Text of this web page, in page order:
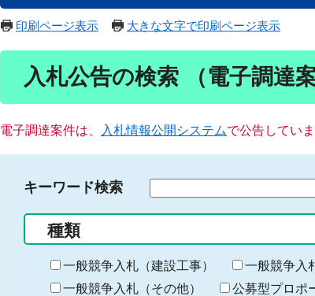
印刷ページ表示 大きな文字で印刷ページ表示
入札公告の検索 （電子調達案
電子調達案件は、 入札情報公開システムで公告してい
キーワード検索
る
キ
ー
種類
一般競争入札（建設工事） 一般競争入
一般競争入札（その他）
公募型プロポ